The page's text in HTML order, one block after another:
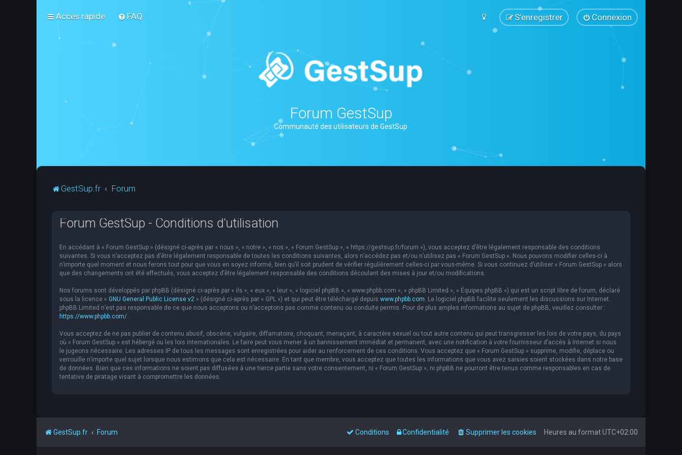
Accès rapide FAQ Connexion
S’enregistrer
Forum GestSup
Communauté des utilisateurs de GestSup
GestSup.fr Forum
Forum GestSup - Conditions d’utilisation
En accédant à « Forum GestSup » (désigné ci-après par « nous », « notre », « nos », « Forum GestSup », « https://gestsup.fr/forum »), vous acceptez d’être légalement responsable des conditions
suivantes. Si vous n’acceptez pas d’être légalement responsable de toutes les conditions suivantes, alors n’accédez pas et/ou n’utilisez pas « Forum GestSup ». Nous pouvons modifier celles-ci à
n’importe quel moment et nous ferons tout pour que vous en soyez informé, bien qu’il soit prudent de vérifier régulièrement celles-ci par vous-même. Si vous continuez d’utiliser « Forum GestSup » alors
que des changements ont été effectués, vous acceptez d’être légalement responsable des conditions découlant des mises à jour et/ou modifications.
Nos forums sont développés par phpBB (désigné ci-après par « ils », « eux », « leur », « logiciel phpBB », « www.phpbb.com », « phpBB Limited », « Équipes phpBB ») qui est un script libre de forum, déclaré
sous la licence « GNU General Public License v2 » (désigné ci-après par « GPL ») et qui peut être téléchargé depuis www.phpbb.com. Le logiciel phpBB facilite seulement les discussions sur Internet.
phpBB Limited n’est pas responsable de ce que nous acceptons ou n’acceptons pas comme contenu ou conduite permis. Pour de plus amples informations au sujet de phpBB, veuillez consulter :
https://www.phpbb.com/.
Vous acceptez de ne pas publier de contenu abusif, obscène, vulgaire, diffamatoire, choquant, menaçant, à caractère sexuel ou tout autre contenu qui peut transgresser les lois de votre pays, du pays
où « Forum GestSup » est hébergé ou les lois internationales. Le faire peut vous mener à un bannissement immédiat et permanent, avec une notification à votre fournisseur d’accès à Internet si nous
le jugeons nécessaire. Les adresses IP de tous les messages sont enregistrées pour aider au renforcement de ces conditions. Vous acceptez que « Forum GestSup » supprime, modifie, déplace ou
verrouille n’importe quel sujet lorsque nous estimons que cela est nécessaire. En tant que membre, vous acceptez que toutes les informations que vous avez saisies soient stockées dans notre base
de données. Bien que ces informations ne soient pas diffusées à une tierce partie sans votre consentement, ni « Forum GestSup », ni phpBB ne pourront être tenus comme responsables en cas de
tentative de piratage visant à compromettre les données.
GestSup.fr Forum Heures au formatUTC+02:00
Supprimer les cookies
Confidentialité
Conditions